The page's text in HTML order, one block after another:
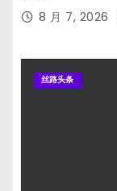
8 月 7, 2026
丝路头条